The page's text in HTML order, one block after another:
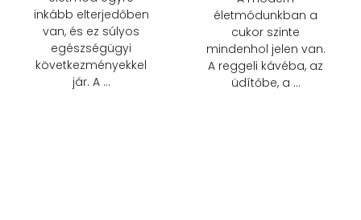
inkább elterjedőben
van, és ez súlyos
egészségügyi
következményekkel
jár. A …
életmódunkban a
cukor szinte
mindenhol jelen van.
A reggeli kávéba, az
üdítőbe, a …